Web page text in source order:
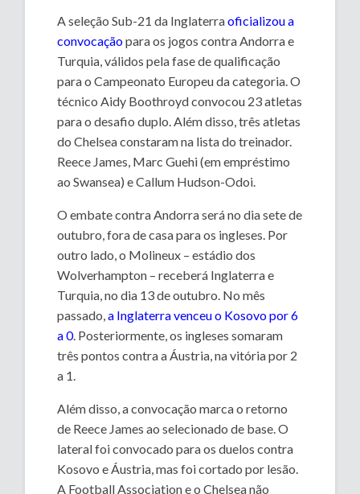
A seleção Sub-21 da Inglaterraoficializou a
convocaçãopara os jogos contra Andorra e
Turquia, válidos pela fase de qualificação
para o Campeonato Europeu da categoria. O
técnico Aidy Boothroyd convocou 23 atletas
para o desafio duplo. Além disso, três atletas
do Chelsea constaram na lista do treinador.
Reece James, Marc Guehi (em empréstimo
ao Swansea) e Callum Hudson-Odoi.
O embate contra Andorra será no dia sete de
outubro, fora de casa para os ingleses. Por
outro lado, o Molineux – estádio dos
Wolverhampton – receberá Inglaterra e
Turquia, no dia 13 de outubro. No mês
passado,a Inglaterra venceu o Kosovo por 6
a 0. Posteriormente, os ingleses somaram
três pontos contra a Áustria, na vitória por 2
a 1.
Além disso, a convocação marca o retorno
de Reece James ao selecionado de base. O
lateral foi convocado para os duelos contra
Kosovo e Áustria, mas foi cortado por lesão.
A Football Association e o Chelsea não